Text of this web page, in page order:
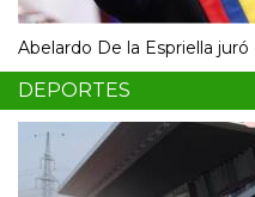
Abelardo De la Espriella
DEPORTES